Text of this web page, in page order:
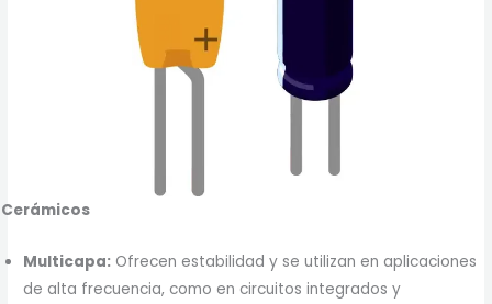
Cerámicos
Multicapa: Ofrecen estabilidad y se utilizan en aplicaciones
de alta frecuencia, como en circuitos integrados y